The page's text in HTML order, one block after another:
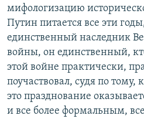
мифологизацию
Путин питается все эти
единственный наследник
войны, он единственный,
этой войне практически,
поучаствовал, судя по
это празднование
и все более формальным,